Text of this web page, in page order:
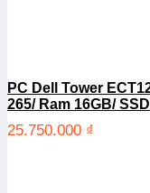
PC Dell Tower
265/ Ram 16GB/
25.750.000 ₫